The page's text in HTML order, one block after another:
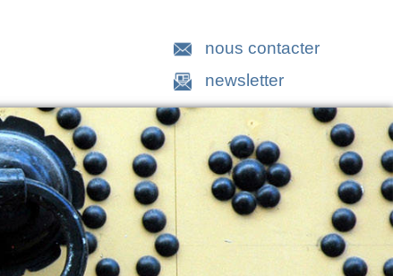
nous contacter
newsletter